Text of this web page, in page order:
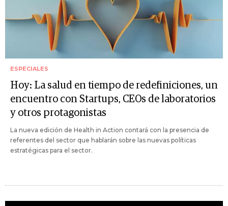
ESPECIALES
Hoy: La salud en tiempo de redefiniciones, un
encuentro con Startups, CEOs de laboratorios
y otros protagonistas
La nueva edición de Health in Action contará con la presencia de
referentes del sector que hablarán sobre las nuevas políticas
estratégicas para el sector.